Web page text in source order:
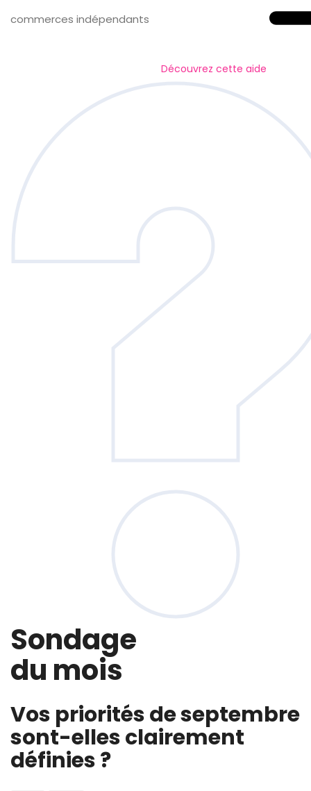
commerces indépendants
Découvrez cette aide
Sondage
du mois
Vos priorités de septembre
sont-elles clairement
définies ?